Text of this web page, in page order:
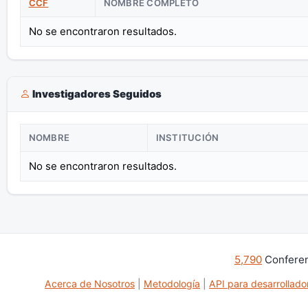
CCF NOMBRE COMPLETO
No se encontraron resultados.
Investigadores Seguidos
NOMBRE INSTITUCIÓN
No se encontraron resultados.
5,790
Acerca de Nosotros Metodología API para